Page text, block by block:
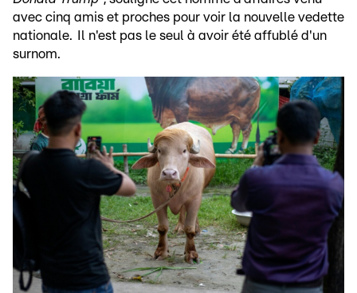
avec cinq amis et proches pour voir la nouvelle vedette
nationale. Il n'est pas le seul à avoir été affublé d'un
surnom.